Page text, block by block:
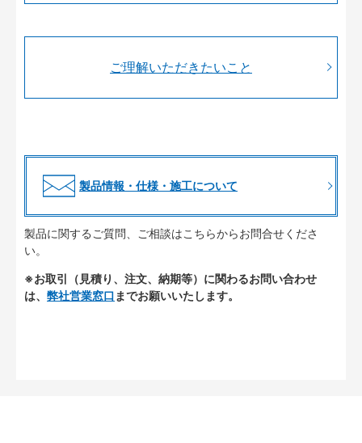
ご理解いただきたいこと
製品情報・仕様・施工について
製品に関するご質問、ご相談はこちらからお問合せくださ
い。
※お取引（見積り、注文、納期等）に関わるお問い合わせ
は、 弊社営業窓口 までお願いいたします。